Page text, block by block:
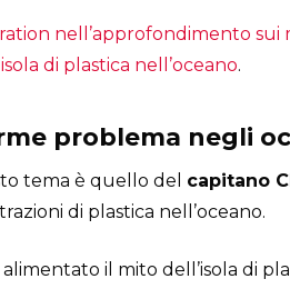
nell’approfondimento sui
di plastica nell’oceano.
problema negli
tema è quello del capitano
di plastica nell’oceano.
il mito dell’isola di